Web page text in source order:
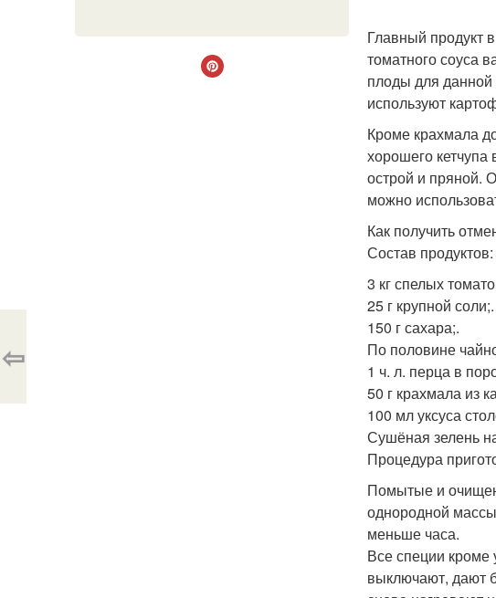
Главный продукт
томатного соуса
плоды для данной
используют
Кроме крахмала
хорошего кетчупа
острой и пряной.
можно
Как получить
Состав продуктов:
3 кг спелых
25 г крупной соли;.
150 г сахара;.
По половине
1 ч. л. перца в
50 г крахмала из
100 мл уксуса
Сушёная зелень
Процедура
Помытые и
однородной
меньше часа.
Все специи кроме
выключают, дают
⇦